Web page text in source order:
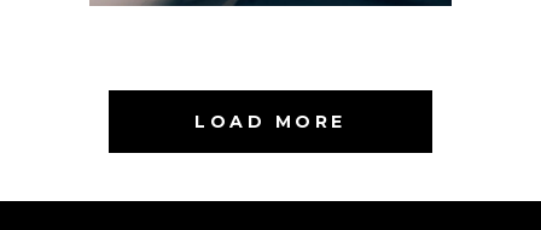
LOAD MORE